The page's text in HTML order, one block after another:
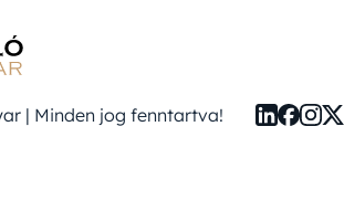
| Minden jog fenntartva!